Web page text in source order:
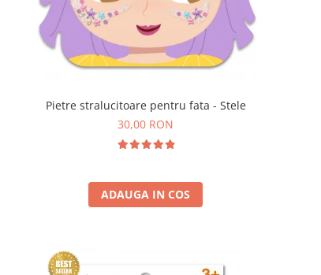
Pietre stralucitoare pentru fata - Stele
30,00 RON
ADAUGA IN COS